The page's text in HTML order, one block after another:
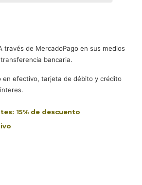
través de MercadoPago en sus medios
bancaria.
en efectivo, tarjeta de débito y crédito
15% de descuento